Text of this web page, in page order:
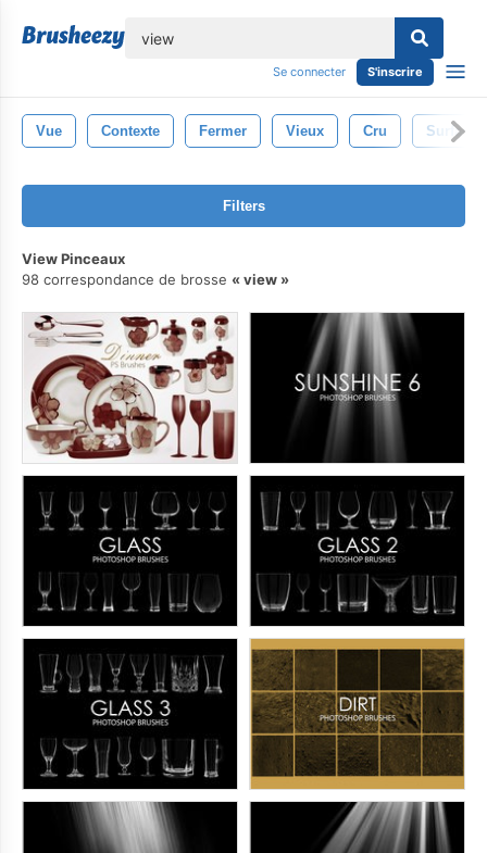
Se connecter S'inscrire
Vue Contexte Fermer Vieux Cru Surface
Filters
View Pinceaux
98 correspondance de brosse
view